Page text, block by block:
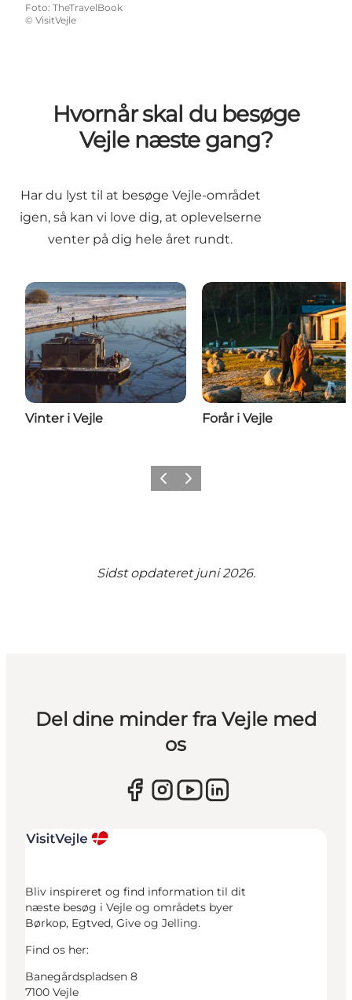
Foto: TheTravelBook
© VisitVejle
Hvornår skal du besøge
Vejle næste gang?
Har du lyst til at besøge Vejle-området
igen, så kan vi love dig, at oplevelserne
venter på dig hele året rundt.
Vinter i Vejle Forår i Vejle
ForrigeNæste
Sidst opdateret juni 2026.
Del dine minder fra Vejle med
os
Bliv inspireret og find information til dit
næste besøg i Vejle og områdets byer
Børkop, Egtved, Give og Jelling.
Find os her:
Banegårdspladsen 8
7100 Vejle